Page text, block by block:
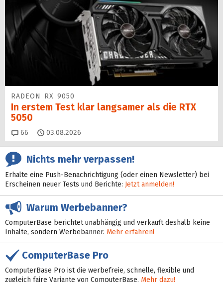
RADEON RX 9050
In erstem Test klar langsamer als die RTX
5050
66 Kommentare
03.08.2026
Nichts mehr verpassen!
Erhalte eine Push-Benachrichtigung (oder einen Newsletter) bei
Erscheinen neuer Tests und Berichte: Jetzt anmelden!
Warum Werbebanner?
ComputerBase berichtet unabhängig und verkauft deshalb keine
Inhalte, sondern Werbebanner. Mehr erfahren!
ComputerBase Pro
ComputerBase Pro ist die werbefreie, schnelle, flexible und
zugleich faire Variante von ComputerBase. Mehr dazu!